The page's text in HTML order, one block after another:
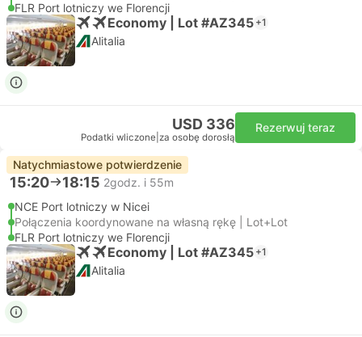
FLR Port lotniczy we Florencji
Economy | Lot #AZ345 +1
Alitalia
USD 336
Podatki wliczone za osobę dorosłą
Rezerwuj teraz
Natychmiastowe potwierdzenie
15:20 18:15 2godz. i 55m
NCE Port lotniczy w Nicei
Połączenia koordynowane na własną rękę | Lot+Lot
FLR Port lotniczy we Florencji
Economy | Lot #AZ345 +1
Alitalia